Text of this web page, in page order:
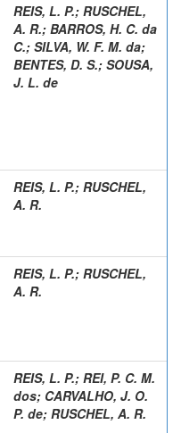
REIS, L. P.; RUSCHEL,
A. R.; BARROS, H. C. da
C.; SILVA, W. F. M. da;
BENTES, D. S.; SOUSA,
J. L. de
REIS, L. P.; RUSCHEL,
A. R.
REIS, L. P.; RUSCHEL,
A. R.
REIS, L. P.; REI, P. C. M.
dos; CARVALHO, J. O.
P. de; RUSCHEL, A. R.